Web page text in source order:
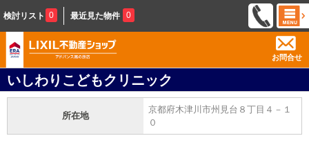
検討リスト 0 最近見た物件 0
お問合せ
いしわりこどもクリニック
所在地
京都府木津川市州見台８丁目４－１
０